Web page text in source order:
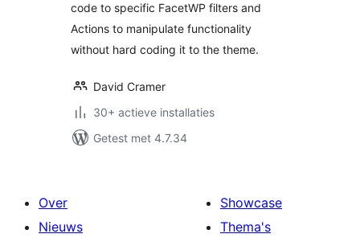
code to specific FacetWP filters and
Actions to manipulate functionality
without hard coding it to the theme.
David Cramer
30+ actieve installaties
Getest met 4.7.34
Over
Nieuws
Showcase
Thema's